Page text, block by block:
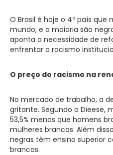
O Brasil é hoje o 4º país
mundo, e a maioria são
aponta a necessidade de
enfrentar o racismo
O preço do racismo na
No mercado de trabalho, a
gritante. Segundo o Dieese,
53,5% menos que homens
mulheres brancas. Além
negras têm ensino superior
brancas.